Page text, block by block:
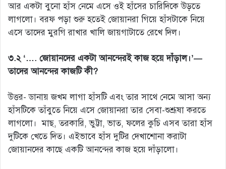
আর একটা বুনো হাঁস নেমে এসে ওই হাঁসের চারিদিকে উড়তে
লাগলো। বরফ পড়া শুরু হতেই জোয়ানরা গিয়ে হাঁসটাকে নিয়ে
এসে তাদের মুরগি রাখার খালি জায়গাটাতে রেখে দিল।
৩.২ ‘…. জোয়ানদের একটা আনন্দেরই কাজ হয়ে দাঁড়াল।’—
তাদের আনন্দের কাজটি কী?
উত্তর- ডানায় জখম লাগা হাঁসটি এবং তার সাথে নেমে আসা অন্য
হাঁসটিকে তাঁবুতে নিয়ে এসে জোয়ানরা তার সেবা-শুশ্রূষা করতে
লাগলো। মাছ, তরকারি, ভুট্টা, ভাত, ফলের কুচি এসব তারা হাঁস
দুটিকে খেতে দিত। এইভাবে হাঁস দুটির দেখাশোনা করাটা
জোয়ানদের কাছে একটি আনন্দের কাজ হয়ে দাঁড়ালো।